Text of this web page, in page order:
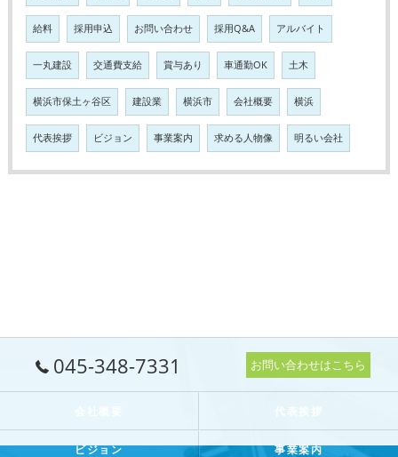
給料 採用申込 お問い合わせ 採用Q&A アルバイト
一丸建設 交通費支給 賞与あり 車通勤OK 土木
横浜市保土ヶ谷区 建設業 横浜市 会社概要 横浜
代表挨拶 ビジョン 事業案内 求める人物像 明るい会社
045-348-7331 お問い合わせはこちら
代表挨拶
ビジョン 事業案内